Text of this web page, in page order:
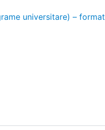
universitare) – format